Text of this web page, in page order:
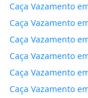
Caça Vazamento
Caça Vazamento
Caça Vazamento
Caça Vazamento
Caça Vazamento
Caça Vazamento